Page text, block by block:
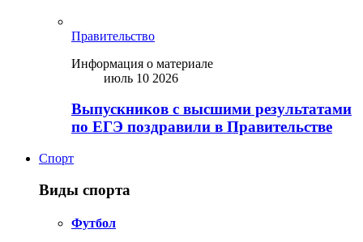
Правительство
Информация о материале
июль 10 2026
Выпускников с высшими результатами
по ЕГЭ поздравили в Правительстве
Спорт
Виды спорта
Футбол